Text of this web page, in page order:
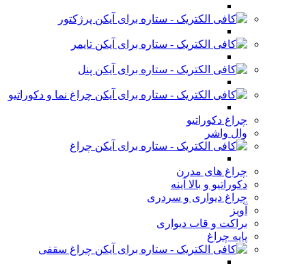
پرژکتور
تایمر
پنل
چراغ نما و دکوراتیو
چراغ دکوراتیو
وال واشر
چراغ
چراغ های مدرن
دکوراتیو و بالا آینه
چراغ دیواری و سردری
آویز
براکت و قاب دیواری
پایه چراغ
چراغ سقفی